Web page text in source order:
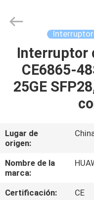
CASA
PRODUCTOS
LOS
VÍDEOS
SOBRE
Equipment
Reserved.Interruptor
CE6865-
25GE
Lugar de
origen:
Nombre de la
marca:
Certificación:
CE